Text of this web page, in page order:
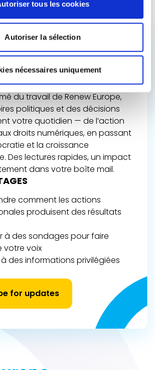
tous les cookies
Autoriser la sélection
nécessaires uniquement
AUX
DE
DE L’EUROPE
du travail de Renew Europe,
politiques et des décisions
votre quotidien — de l’action
droits numériques, en passant
et la croissance
Des lectures rapides, un impact
dans votre boîte mail.
comment les actions
produisent des résultats
à des sondages pour faire
votre voix
des informations privilégiées
for updates